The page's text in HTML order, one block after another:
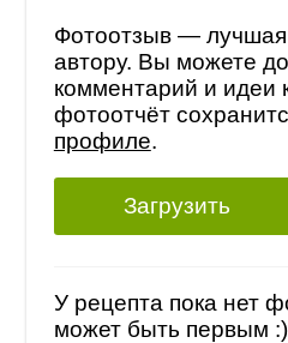
Фотоотзыв — лучшая
автору. Вы можете
комментарий и идеи
фотоотчёт
профиле.
Загрузить
У рецепта пока нет
может быть первым :)